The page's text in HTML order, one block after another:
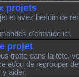
projets
et avez besoin de
d'entraide ici.
projet
trotte dans la tête,
et/ou de regrouper
aider.